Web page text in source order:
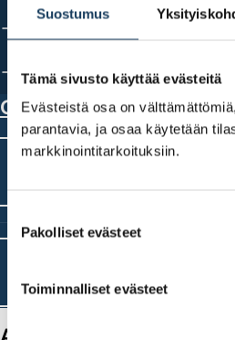
Suostumus
Tämä sivusto käyttää evästeitä
Evästeistä osa on
parantavia, ja osaa käytetään
markkinointitarkoituksiin.
valinta
Pakolliset evästeet
Toiminnalliset evästeet
Kehity sijoittajana: Ohjeet
tekemiseen
päästä
Osallistu tapahtumiin
Pörssilähettiläs-
klo 9–16